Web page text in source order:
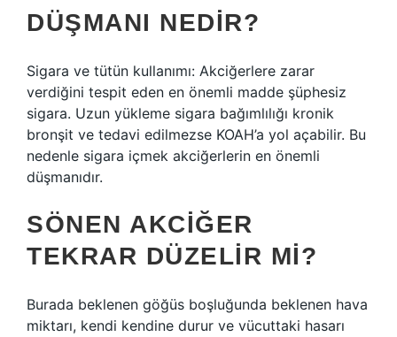
DÜŞMANI NEDIR?
Sigara ve tütün kullanımı: Akciğerlere zarar
verdiğini tespit eden en önemli madde şüphesiz
sigara. Uzun yükleme sigara bağımlılığı kronik
bronşit ve tedavi edilmezse KOAH’a yol açabilir. Bu
nedenle sigara içmek akciğerlerin en önemli
düşmanıdır.
SÖNEN AKCIĞER
TEKRAR DÜZELIR MI?
Burada beklenen göğüs boşluğunda beklenen hava
miktarı, kendi kendine durur ve vücuttaki hasarı